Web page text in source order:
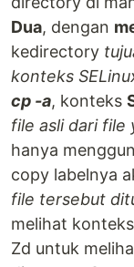
Dua, dengan
kedirectory
konteks
cp -a, konteks
file asli dari file
hanya
copy labelnya
file tersebut
melihat konteks
Zd untuk